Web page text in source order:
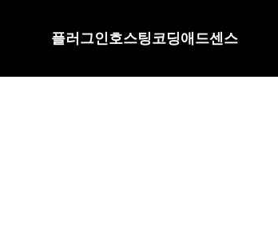
플러그인호스팅코딩애드센스